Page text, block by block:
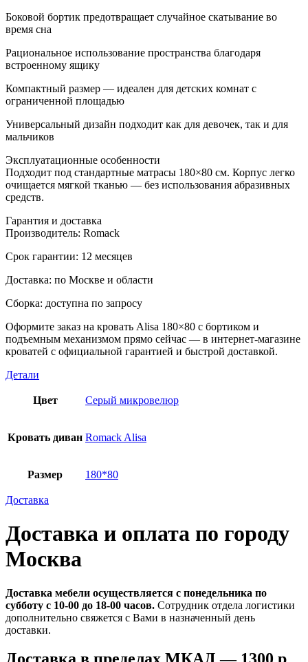
Боковой бортик предотвращает случайное скатывание во
время сна
Рациональное использование пространства благодаря
встроенному ящику
Компактный размер — идеален для детских комнат с
ограниченной площадью
Универсальный дизайн подходит как для девочек, так и для
мальчиков
Эксплуатационные особенности
Подходит под стандартные матрасы 180×80 см. Корпус легко
очищается мягкой тканью — без использования абразивных
средств.
Гарантия и доставка
Производитель: Romack
Срок гарантии: 12 месяцев
Доставка: по Москве и области
Сборка: доступна по запросу
Оформите заказ на кровать Alisa 180×80 с бортиком и
подъемным механизмом прямо сейчас — в интернет-магазине
кроватей с официальной гарантией и быстрой доставкой.
Детали
Цвет Серый микровелюр
Кровать диван Romack Alisa
Размер 180*80
Доставка
Доставка и оплата по городу
Москва
Доставка мебели осуществляется с понедельника по
субботу с 10-00 до 18-00 часов. Сотрудник отдела логистики
дополнительно свяжется с Вами в назначенный день
доставки.